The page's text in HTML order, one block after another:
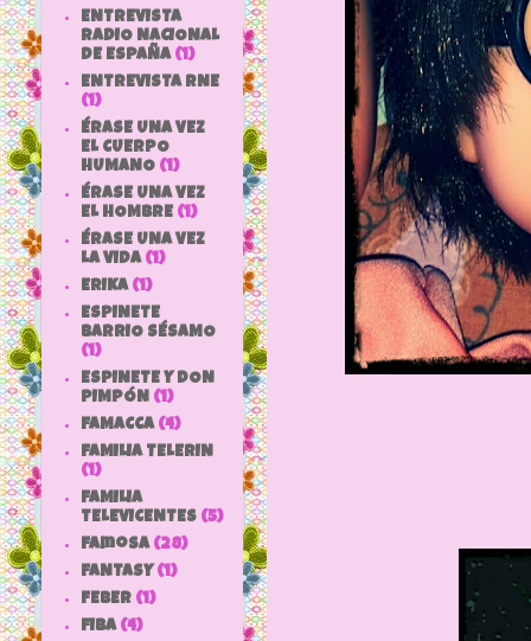
ENTREVISTA
RADIO NACIONAL
DE ESPAÑA (1)
ENTREVISTA RNE
(1)
ÉRASE UNA VEZ
EL CUERPO
HUMANO (1)
ÉRASE UNA VEZ
EL HOMBRE (1)
ÉRASE UNA VEZ
LA VIDA (1)
ERIKA (1)
ESPINETE
BARRIO SÉSAMO
(1)
ESPINETE Y DON
PIMPÓN (1)
FAMACCA (4)
FAMILIA TELERIN
(1)
FAMILIA
TELEVICENTES (5)
Famosa (28)
FANTASY (1)
FEBER (1)
FIBA (4)